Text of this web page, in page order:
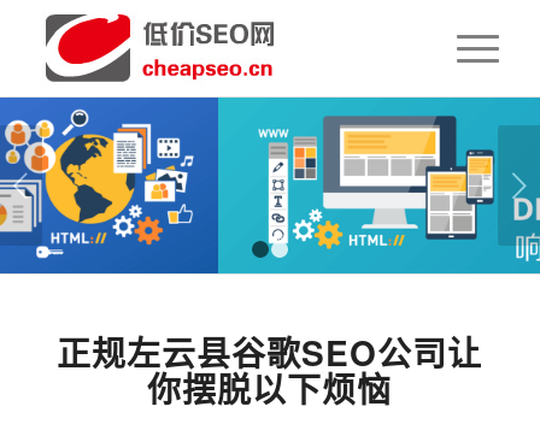
下一页
正规左云县谷歌SEO公司让
你摆脱以下烦恼